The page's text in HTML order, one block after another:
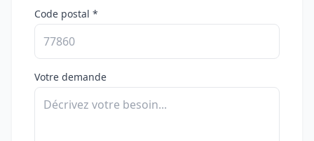
Code postal *
Votre demande